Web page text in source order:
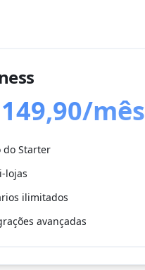
mês
do Starter
lojas
ilimitados
avançadas